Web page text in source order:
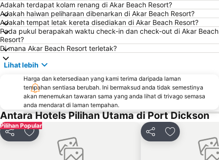
Adakah terdapat kolam renang di Akar Beach Resort?
Adakah haiwan peliharaan dibenarkan di Akar Beach Resort?
Adakah tempat letak kereta disediakan di Akar Beach Resort?
Pada pukul berapakah waktu check-in dan check-out di Akar Beach
Resort?
Di mana Akar Beach Resort terletak?
Lihat lebih
Harga dan ketersediaan yang kami terima daripada laman
tempahan sentiasa berubah. Ini bermaksud anda tidak semestinya
akan menemukan tawaran sama yang anda lihat di trivago semasa
anda mendarat di laman tempahan.
Antara Hotels Pilihan Utama di Port Dickson
Pilihan Popular
Kongsi Tambah ke favorit Kongsi Tambah ke